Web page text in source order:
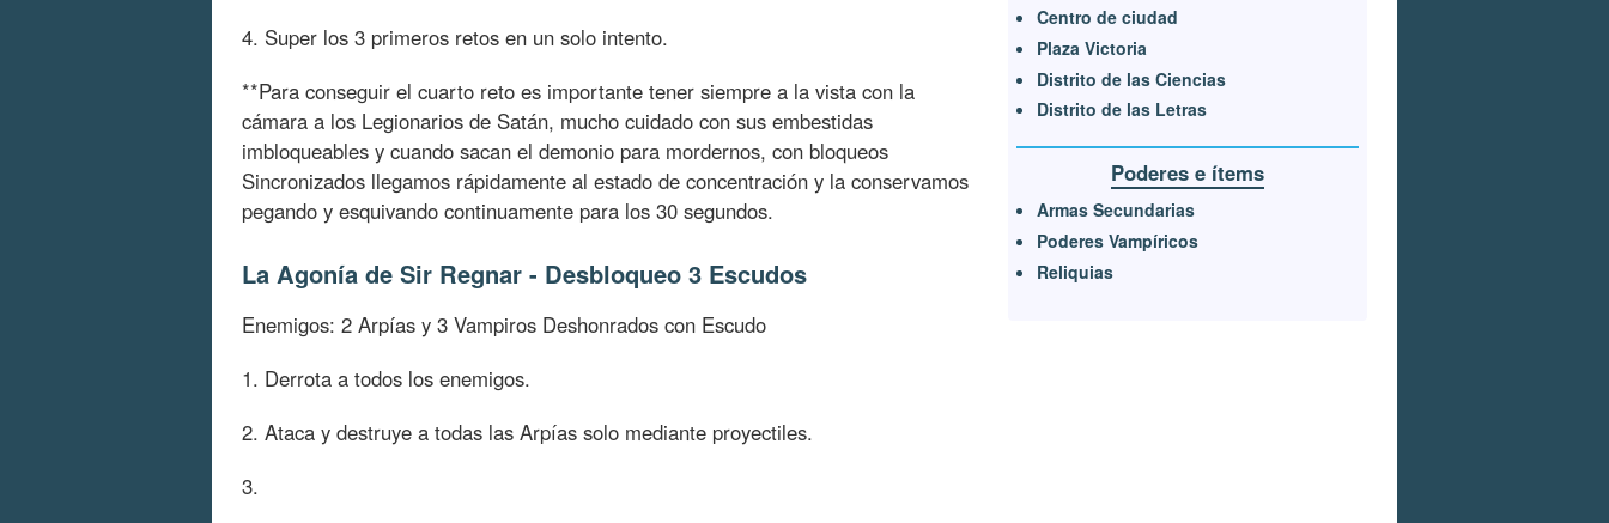
4. Super los 3 primeros retos en un solo intento.
**Para conseguir el cuarto reto es importante tener siempre a la vista con la
cámara a los Legionarios de Satán, mucho cuidado con sus embestidas
imbloqueables y cuando sacan el demonio para mordernos, con bloqueos
Sincronizados llegamos rápidamente al estado de concentración y la conservamos
pegando y esquivando continuamente para los 30 segundos.
La Agonía de Sir Regnar - Desbloqueo 3 Escudos
Enemigos: 2 Arpías y 3 Vampiros Deshonrados con Escudo
1. Derrota a todos los enemigos.
2. Ataca y destruye a todas las Arpías solo mediante proyectiles.
3.
Centro de ciudad
Plaza Victoria
Distrito de las Ciencias
Distrito de las Letras
Poderes e ítems
Armas Secundarias
Poderes Vampíricos
Reliquias